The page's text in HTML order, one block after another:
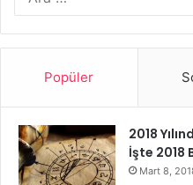
Popüler
2018
İşte 2018
Mart 8,